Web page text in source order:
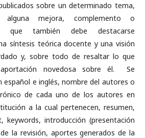
sobre un determinado tema,
alguna mejora, complemento o
que también debe destacarse
síntesis teórica docente y una visión
y, sobre todo de resaltar lo que
novedosa sobre él. Se
e inglés, nombre del autores o
de cada uno de los autores en
a la cual pertenecen, resumen,
keywords, introducción (presentación
la revisión, aportes generados de la